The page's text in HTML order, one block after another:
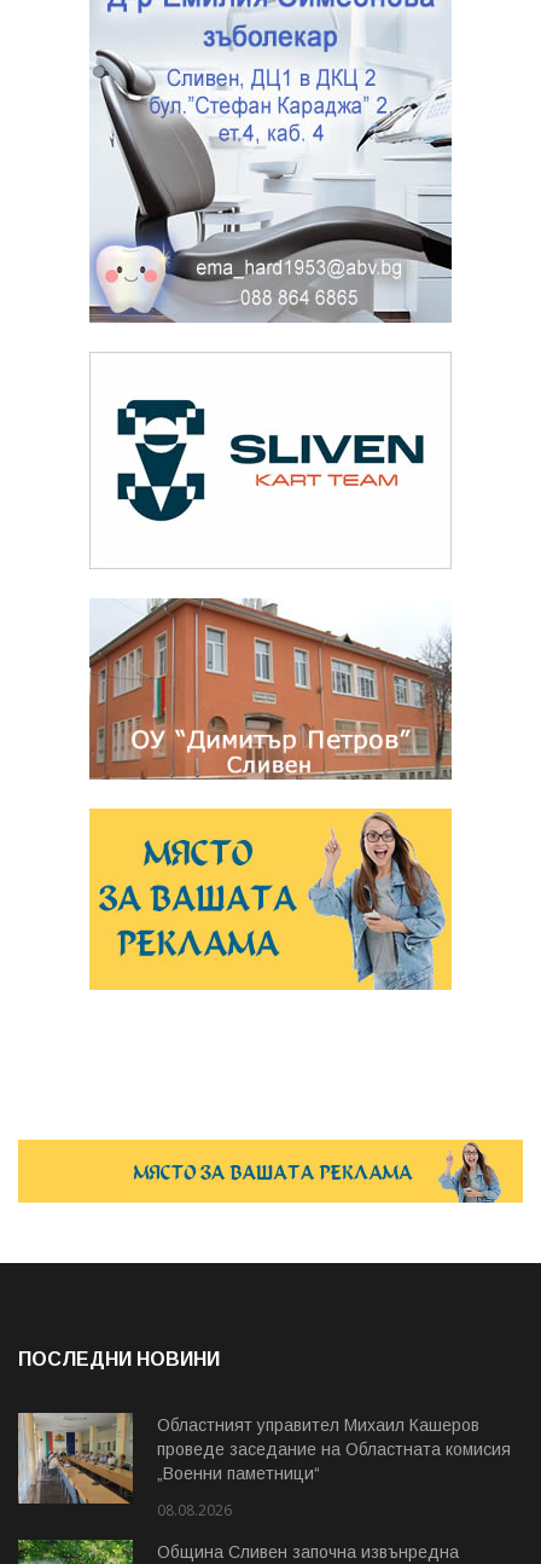
ПОСЛЕДНИ НОВИНИ
Областният управител Михаил Кашеров
проведе заседание на Областната комисия
„Военни паметници“
08.08.2026
Община Сливен започна извънредна